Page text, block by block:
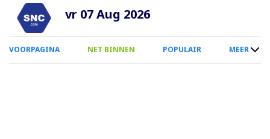
Overslaan
naar
inhoud
vr 07 Aug 2026
0
Smartphone
VOORPAGINA NET BINNEN POPULAIR MEER